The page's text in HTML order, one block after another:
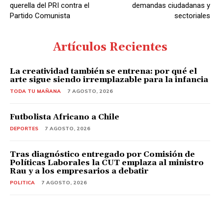
querella del PRI contra el
Partido Comunista
demandas ciudadanas y
sectoriales
Artículos Recientes
La creatividad también se entrena: por qué el
arte sigue siendo irremplazable para la infancia
TODA TU MAÑANA 7 AGOSTO, 2026
Futbolista Africano a Chile
DEPORTES 7 AGOSTO, 2026
Tras diagnóstico entregado por Comisión de
Políticas Laborales la CUT emplaza al ministro
Rau y a los empresarios a debatir
POLITICA 7 AGOSTO, 2026